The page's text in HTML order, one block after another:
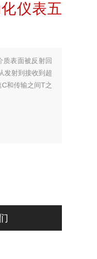
仪表五
表面被反射回
发射到接收到超
和传输之间T之